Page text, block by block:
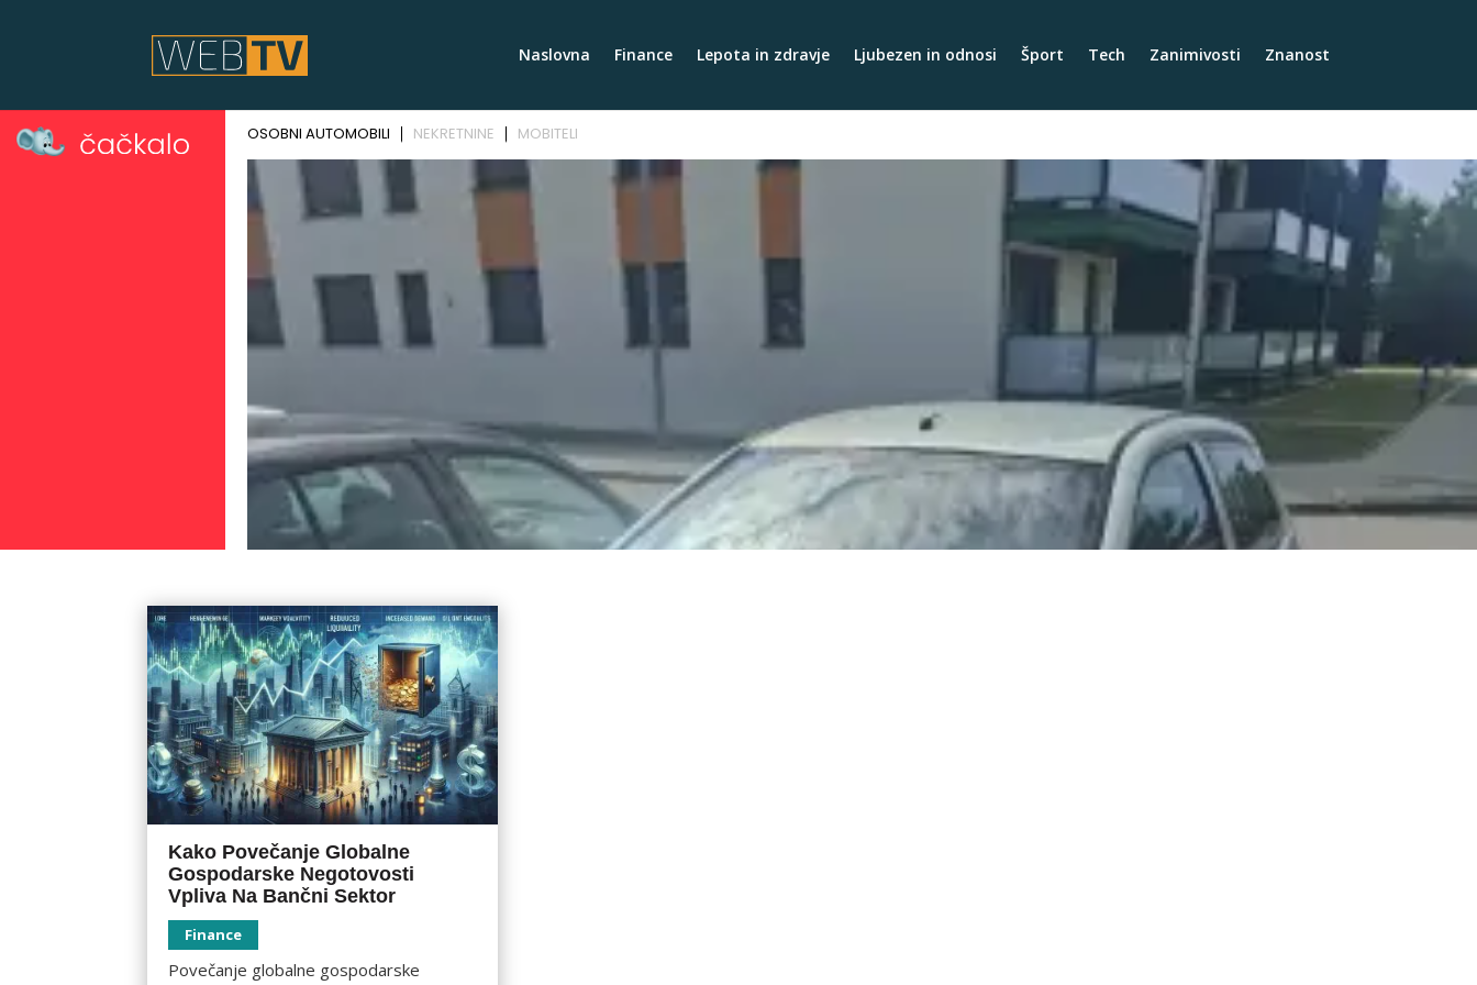
Naslovna Finance Lepota in zdravje Ljubezen in odnosi Šport Tech Zanimivosti Znanost
Kako Povečanje Globalne
Gospodarske Negotovosti
Vpliva Na Bančni Sektor
Finance
Povečanje globalne gospodarske